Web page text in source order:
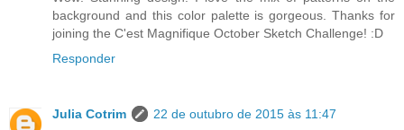
background and this color palette is gorgeous. Thanks for
joining the C'est Magnifique October Sketch Challenge! :D
Responder
Julia Cotrim
22 de outubro de 2015 às 11:47